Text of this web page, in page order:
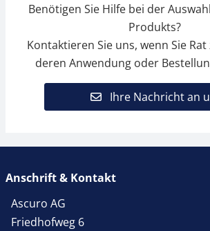
Benötigen Sie Hilfe bei der
Produkts?
Kontaktieren Sie uns, wenn Sie
deren Anwendung oder
Ihre Nachricht an
Anschrift & Kontakt
Ascuro AG
Friedhofweg 6